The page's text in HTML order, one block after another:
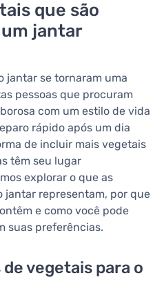
que são
jantar
jantar se tornaram uma
pessoas que procuram
com um estilo de vida
rápido após um dia
de incluir mais vegetais
têm seu lugar
explorar o que as
jantar representam, por que
e como você pode
suas preferências.
de vegetais para o